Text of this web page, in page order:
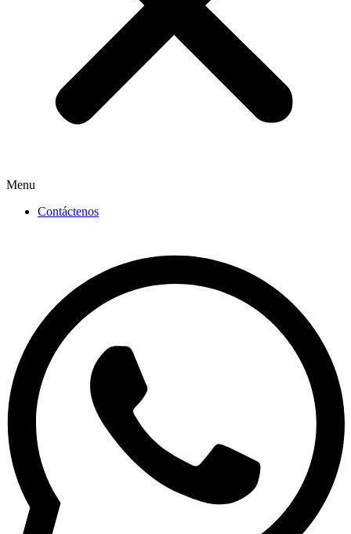
Menu
Contáctenos